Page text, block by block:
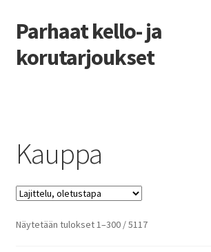
Siirry
navigointiin
Siirry
sisältöön
Parhaat kello- ja
korutarjoukset
Kauppa
Näytetään tulokset 1–300 / 5117